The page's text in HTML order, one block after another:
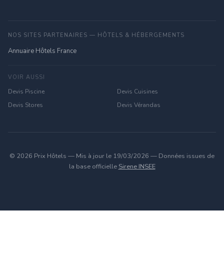
NOS SITES PARTENAIRES — HÔTELS & HÉBERGEMENTS
Annuaire Hôtels France
VOIR AUSSI
Devis Piscine
Devis Cuisines
Devis Stores
Devis Vérandas
© 2026 Prix Hôtels — Mis à jour le 19/03/2026 — Données issues de
la base officielle Sirene INSEE